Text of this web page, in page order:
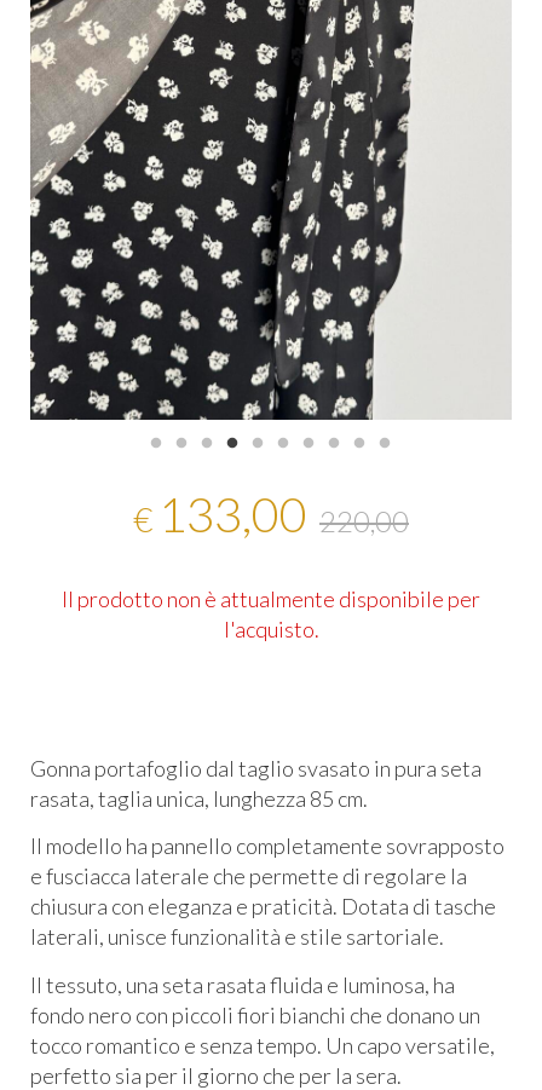
€ 133,00 220,00
Il prodotto non è attualmente disponibile per
l'acquisto.
Gonna portafoglio dal taglio svasato in pura seta
rasata, taglia unica, lunghezza 85 cm.
Il modello ha pannello completamente sovrapposto
e fusciacca laterale che permette di regolare la
chiusura con eleganza e praticità. Dotata di tasche
laterali, unisce funzionalità e stile sartoriale.
Il tessuto, una seta rasata fluida e luminosa, ha
fondo nero con piccoli fiori bianchi che donano un
tocco romantico e senza tempo. Un capo versatile,
perfetto sia per il giorno che per la sera.